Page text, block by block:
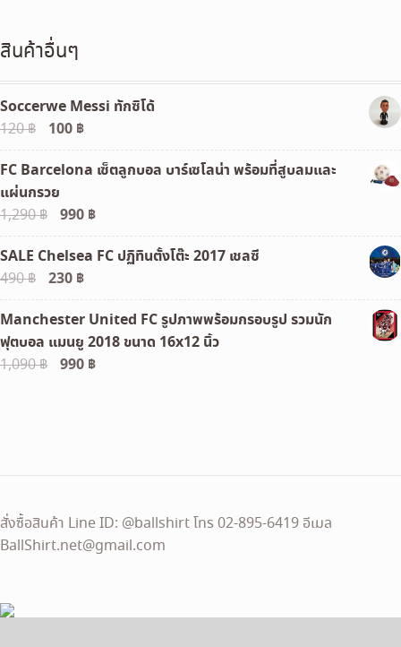
สินค้าอื่นๆ
Soccerwe Messi ทักซิโด้
120฿
Original
price
was:
120 ฿.
100 ฿Current
price
is:
FC Barcelona เซ็ตลูกบอล บาร์เซโลน่า พร้อมที่สูบลมและ
แผ่นกรวย
1,290฿
Original
price
was:
1,290 ฿.
990 ฿Current
price
is:
SALE Chelsea FC ปฏิทินตั้งโต๊ะ 2017 เชลซี
490฿
Original
price
was:
490 ฿.
230 ฿Current
price
is:
230 ฿.
Manchester United FC รูปภาพพร้อมกรอบรูป รวมนัก
ฟุตบอล แมนยู 2018 ขนาด 16x12 นิ้ว
1,090฿
Original
990 ฿Current
สั่งซื้อสินค้า Line ID: @ballshirt โทร 02-895-6419 อีเมล
BallShirt.net@gmail.com